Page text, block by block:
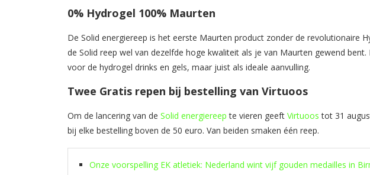
0% Hydrogel 100% Maurten
De Solid energiereep is het eerste Maurten product zonder de revolutionaire
de Solid reep wel van dezelfde hoge kwaliteit als je van Maurten gewend
voor de hydrogel drinks en gels, maar juist als ideale aanvulling.
Twee Gratis repen bij bestelling van Virtuoos
Om de lancering van de Solid energiereep te vieren geeft Virtuoos tot 31
bij elke bestelling boven de 50 euro. Van beiden smaken één reep.
Onze voorspelling EK atletiek: Nederland wint vijf gouden medailles in